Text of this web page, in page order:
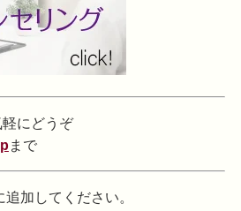
にどうぞ
まで
加してください。